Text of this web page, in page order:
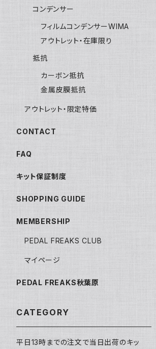
コンデンサー
フィルムコンデンサーWIMA
アウトレット・在庫限り
抵抗
カーボン抵抗
金属皮膜抵抗
アウトレット・限定特価
CONTACT
FAQ
キット保証制度
SHOPPING GUIDE
MEMBERSHIP
PEDAL FREAKS CLUB
マイページ
PEDAL FREAKS秋葉原
CATEGORY
平日13時までの注文で当日出荷のキッ